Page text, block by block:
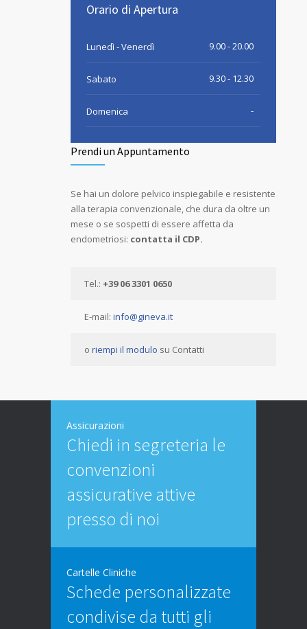
Orario di Apertura
Lunedì - Venerdì 9.00 - 20.00
Sabato 9.30 - 12.30
Domenica -
Prendi un Appuntamento
Se hai un dolore pelvico inspiegabile e resistente
alla terapia convenzionale, che dura da oltre un
mese o se sospetti di essere affetta da
endometriosi: contatta il CDP.
Tel.: +39 06 3301 0650
E-mail: info@gineva.it
o riempi il modulo su Contatti
Assicurazioni
Chiedi in segreteria le
convenzioni
assicurative attive
presso di noi
Cartelle Cliniche
Schede personalizzate
condivise da tutti gli